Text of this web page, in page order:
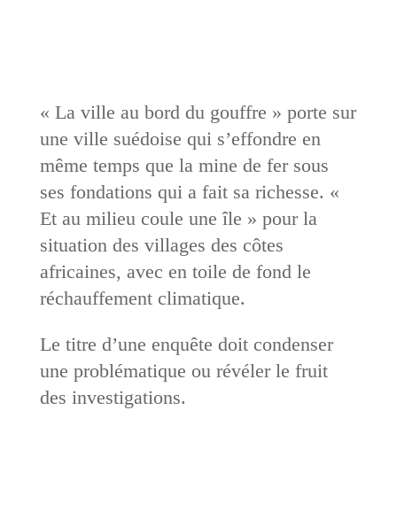
« La ville au bord du gouffre » porte sur
une ville suédoise qui s’effondre en
même temps que la mine de fer sous
ses fondations qui a fait sa richesse. «
Et au milieu coule une île » pour la
situation des villages des côtes
africaines, avec en toile de fond le
réchauffement climatique.
Le titre d’une enquête doit condenser
une problématique ou révéler le fruit
des investigations.